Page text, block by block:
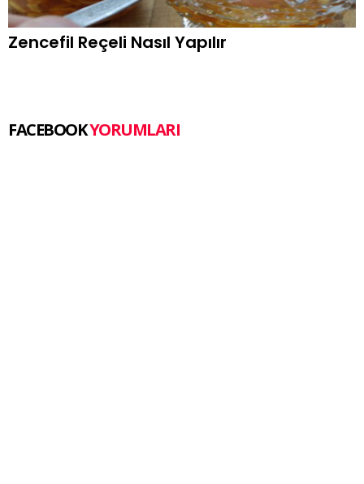
Zencefil Reçeli Nasıl Yapılır
FACEBOOKYORUMLARI